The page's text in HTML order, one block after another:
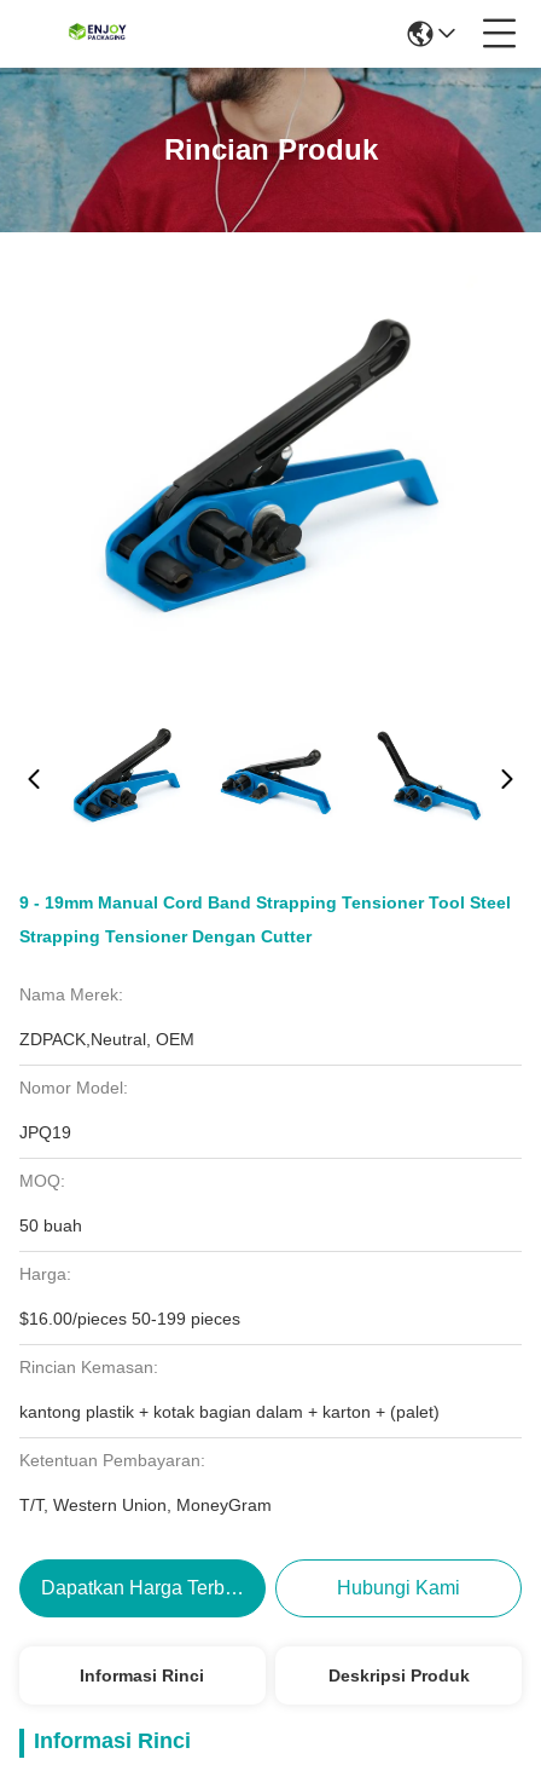
Rincian Produk
9 - 19mm Manual Cord Band Strapping Tensioner Tool Steel
Strapping Tensioner Dengan Cutter
Nama Merek:
ZDPACK,Neutral, OEM
Nomor Model:
JPQ19
MOQ:
50 buah
Harga:
$16.00/pieces 50-199 pieces
Rincian Kemasan:
kantong plastik + kotak bagian dalam + karton + (palet)
Ketentuan Pembayaran:
T/T, Western Union, MoneyGram
Dapatkan Harga Terbaik Hubungi Kami
Informasi Rinci Deskripsi Produk
Informasi Rinci